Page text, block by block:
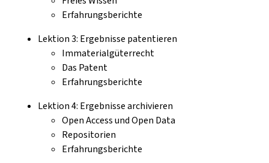
Erfahrungsberichte
Lektion 3: Ergebnisse patentieren
Immaterialgüterrecht
Das Patent
Erfahrungsberichte
Lektion 4: Ergebnisse archivieren
Open Access und Open Data
Repositorien
Erfahrungsberichte